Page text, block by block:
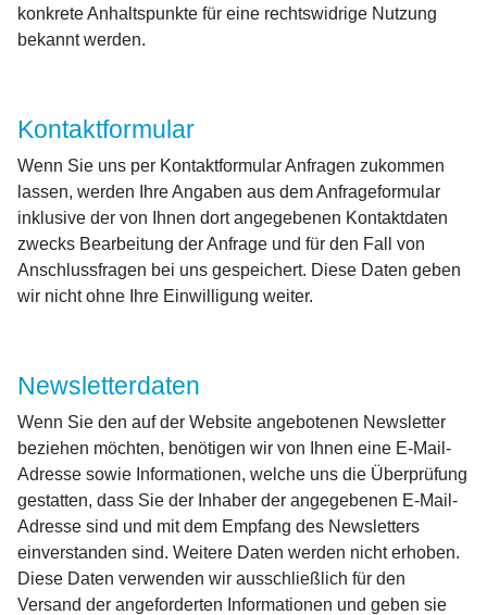
konkrete Anhaltspunkte für eine rechtswidrige Nutzung
bekannt werden.
Kontaktformular
Wenn Sie uns per Kontaktformular Anfragen zukommen
lassen, werden Ihre Angaben aus dem Anfrageformular
inklusive der von Ihnen dort angegebenen Kontaktdaten
zwecks Bearbeitung der Anfrage und für den Fall von
Anschlussfragen bei uns gespeichert. Diese Daten geben
wir nicht ohne Ihre Einwilligung weiter.
Newsletterdaten
Wenn Sie den auf der Website angebotenen Newsletter
beziehen möchten, benötigen wir von Ihnen eine E-Mail-
Adresse sowie Informationen, welche uns die Überprüfung
gestatten, dass Sie der Inhaber der angegebenen E-Mail-
Adresse sind und mit dem Empfang des Newsletters
einverstanden sind. Weitere Daten werden nicht erhoben.
Diese Daten verwenden wir ausschließlich für den
Versand der angeforderten Informationen und geben sie